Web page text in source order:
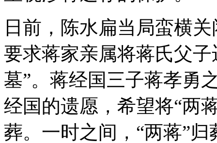
日前，陈水扁当局蛮横
要求蒋家亲属将蒋氏父
墓”。蒋经国三子蒋孝勇
经国的遗愿，希望将“两
葬。一时之间，“两蒋”